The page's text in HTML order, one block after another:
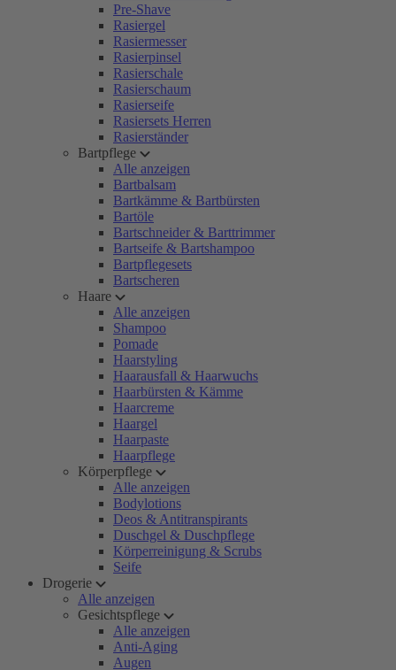
Pre-Shave
Rasiergel
Rasiermesser
Rasierpinsel
Rasierschale
Rasierschaum
Rasierseife
Rasiersets Herren
Rasierständer
Bartpflege
Alle anzeigen
Bartbalsam
Bartkämme & Bartbürsten
Bartöle
Bartschneider & Barttrimmer
Bartseife & Bartshampoo
Bartpflegesets
Bartscheren
Haare
Alle anzeigen
Shampoo
Pomade
Haarstyling
Haarausfall & Haarwuchs
Haarbürsten & Kämme
Haarcreme
Haargel
Haarpaste
Haarpflege
Körperpflege
Alle anzeigen
Bodylotions
Deos & Antitranspirants
Duschgel & Duschpflege
Körperreinigung & Scrubs
Seife
Drogerie
Alle anzeigen
Gesichtspflege
Alle anzeigen
Anti-Aging
Augen